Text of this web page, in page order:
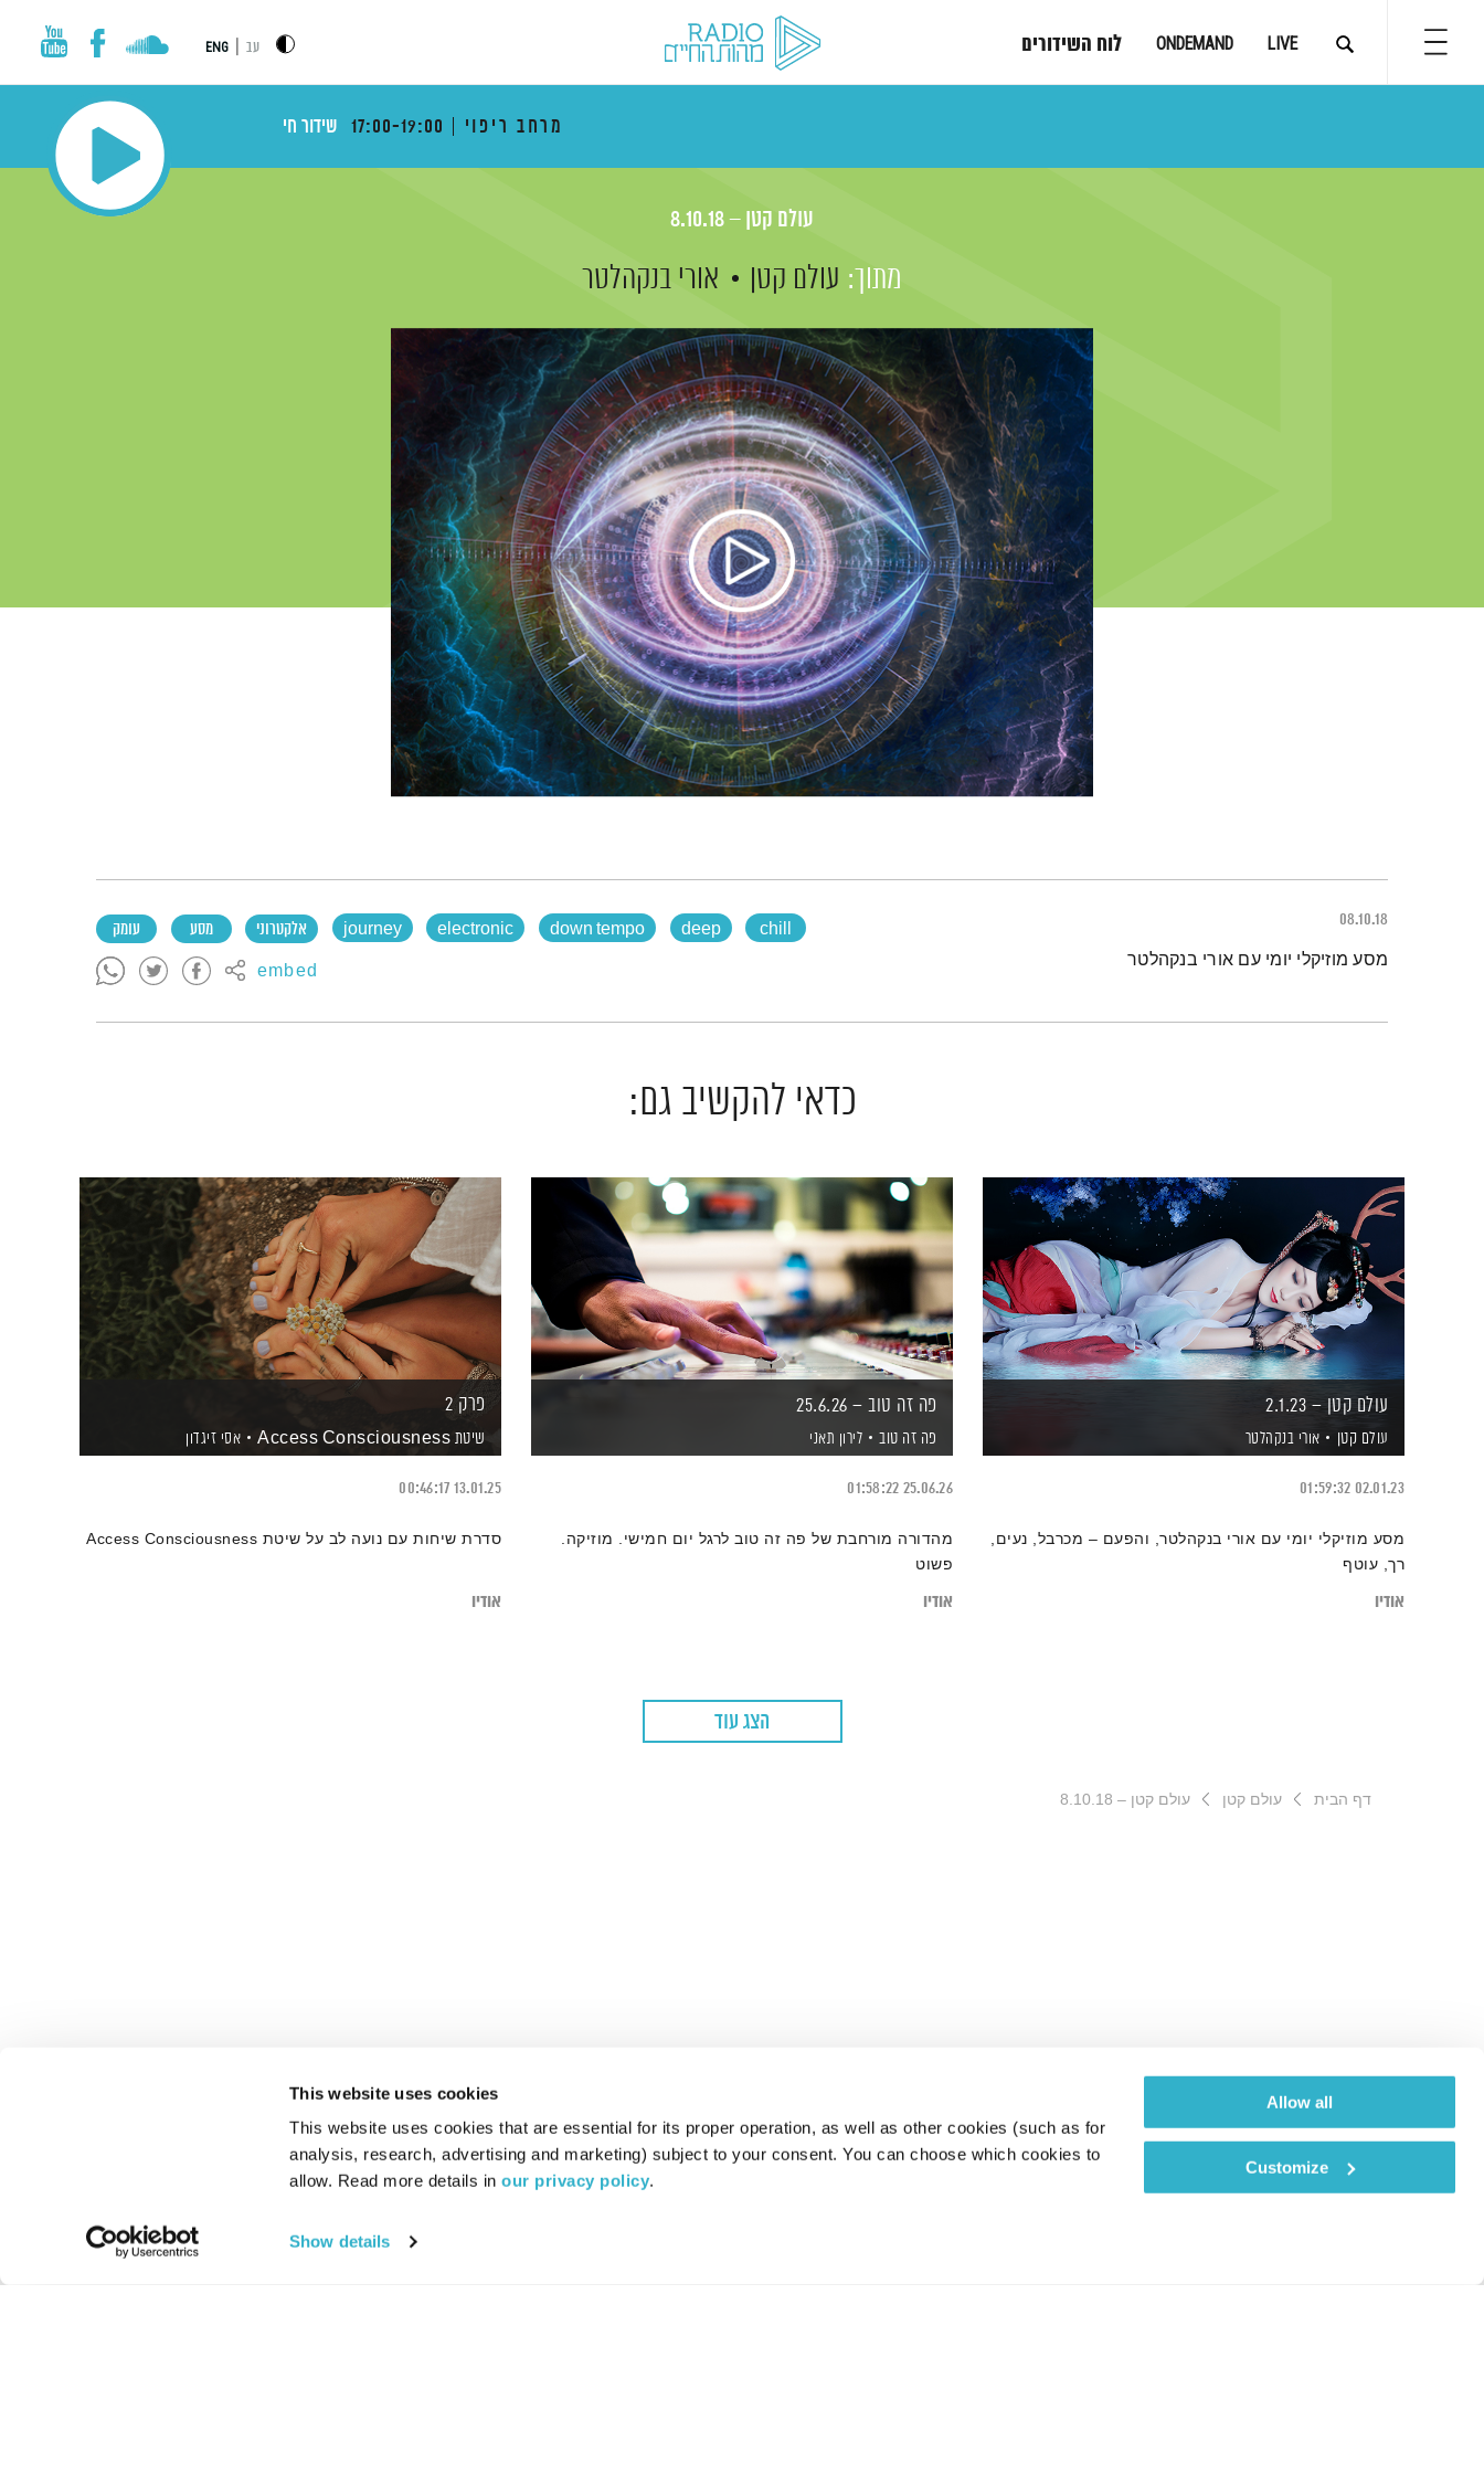
This website uses cookies
This website uses cookies that are essential for its proper operation, as well as other cookies (such as for
analysis, research, advertising and marketing) subject to your consent. You can choose which cookies to
allow. Read more details in our privacy policy.
Show details
Allow all
Customize
LIVE
ONDEMAND לוח השידורים עב ENG
מרחב ריפוי 17:00-19:00 שידור חי
עולם קטן – 8.10.18
מתוך: עולם קטן אורי בנקהלטר
08.10.18
chill
deep
down tempo
electronic
journey אלקטרוני מסע עומק
embed תמצית הפודקאסט
מסע מוזיקלי יומי עם אורי בנקהלטר
כדאי להקשיב גם:
עולם קטן – 2.1.23
עולם קטן אורי בנקהלטר
02.01.23
01:59:32
מסע מוזיקלי יומי עם אורי בנקהלטר, והפעם – מכרבל, נעים,
רך, עוטף
אודיו
פה זה טוב – 25.6.26
פה זה טוב לירון תאני
25.06.26
01:58:22
מהדורה מורחבת של פה זה טוב לרגל יום חמישי. מוזיקה.
פשוט
אודיו
פרק 2
שיטת Access Consciousness אסי זיגדון
13.01.25
00:46:17
סדרת שיחות עם נועה לב על שיטת Access Consciousness
אודיו
הצג עוד
דף הבית עולם קטן עולם קטן – 8.10.18